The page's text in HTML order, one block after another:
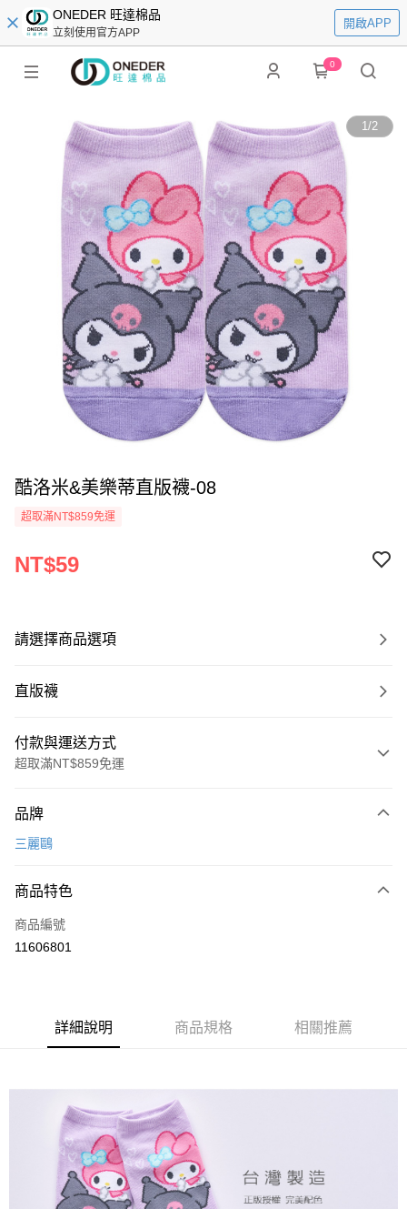
ONEDER 旺達棉品
立刻使用官方APP
開啟APP
0
1/2
酷洛米&美樂蒂直版襪-08
超取滿NT$859免運
NT$59
請選擇商品選項
直版襪
付款與運送方式
超取滿NT$859免運
信用卡一次付款
LINE Pay
Apple Pay
ATM付款
每筆NT$80，滿NT$899(含以上)免運費
付款後全家取貨
每筆NT$80，滿NT$859(含以上)免運費
品牌
三麗鷗
商品特色
商品編號
11606801
詳細說明 商品規格 相關推薦